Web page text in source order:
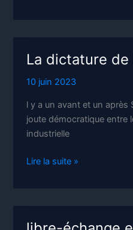
La dictature de
10 juin 2023
l y a un avant et un après
joute démocratique entre
industrielle
La
Lire la suite »